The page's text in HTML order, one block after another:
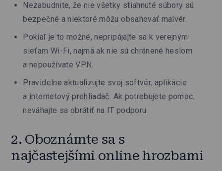
Nezabudnite, že nie všetky stiahnuté súbory sú
bezpečné a niektoré môžu obsahovať malvér.
Pokiaľ je to možné, nepripájajte sa k verejným
sieťam Wi-Fi, najmä ak nie sú chránené heslom
a nepoužívate VPN.
Pravidelne aktualizujte svoj softvér, aplikácie
a internetový prehliadač. Ak potrebujete pomoc,
neváhajte sa obrátiť na IT podporu.
2. Oboznámte sa s
najčastejšími online hrozbami